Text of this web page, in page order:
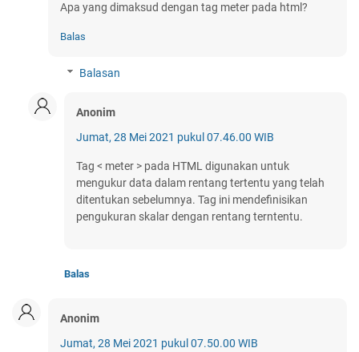
Apa yang dimaksud dengan tag meter pada html?
Balas
Balasan
Anonim
Jumat, 28 Mei 2021 pukul 07.46.00 WIB
Tag < meter > pada HTML digunakan untuk
mengukur data dalam rentang tertentu yang telah
ditentukan sebelumnya. Tag ini mendefinisikan
pengukuran skalar dengan rentang terntentu.
Balas
Anonim
Jumat, 28 Mei 2021 pukul 07.50.00 WIB